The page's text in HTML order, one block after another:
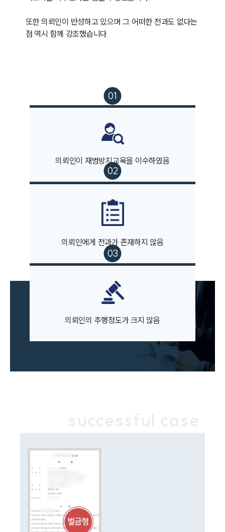
팀소개
팀소개
대륜의 강점
오시는 길
글로벌 파트너 로펌
고객의 소리
통합검색
AI대륜
업무사례
주요 업무사례
사례분석/최신동향
법률지식인
구성원 소개
성범죄전문변호사
공지사항
법률 블로그
또한 의뢰인이 반성하고 있으며 그 어떠한 전과도 없다는
점 역시 함께 강조했습니다.
의뢰인이 재범방지교육을 이수하였음
의뢰인에게 전과가 존재하지 않음
의뢰인의 추행정도가 크지 않음
successful case